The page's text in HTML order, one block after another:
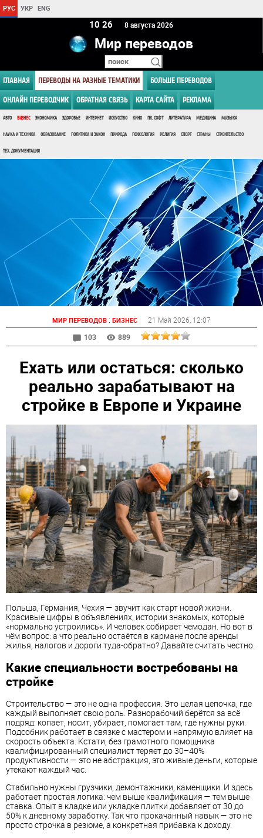
РУС УКР ENG
10:26 8 августа 2026
Мир переводов
ГЛАВНАЯ ПЕРЕВОДЫ НА РАЗНЫЕ ТЕМАТИКИ БОЛЬШЕ ПЕРЕВОДОВ
ОНЛАЙН ПЕРЕВОДЧИК ОБРАТНАЯ СВЯЗЬ КАРТА САЙТА РЕКЛАМА
АВТО БИЗНЕС ЭКОНОМИКА ЗДОРОВЬЕ ИНТЕРНЕТ ИСКУССТВО КИНО ПК, СОФТ ЛИТЕРАТУРА МЕДИЦИНА МУЗЫКА
НАУКА И ТЕХНИКА ОБРАЗОВАНИЕ ПОЛИТИКА И ЗАКОН ПРИРОДА ПСИХОЛОГИЯ РЕЛИГИЯ СПОРТ СТРАНЫ СТРОИТЕЛЬСТВО
ТЕХ. ДОКУМЕНТАЦИЯ
МИР ПЕРЕВОДОВ : БИЗНЕС 21 Май 2026 , 12:07
103
889
Ехать или остаться: сколько
реально зарабатывают на
стройке в Европе и Украине
Польша, Германия, Чехия — звучит как старт новой жизни.
Красивые цифры в объявлениях, истории знакомых, которые
«нормально устроились». И человек собирает чемодан. Но вот в
чём вопрос: а что реально остаётся в кармане после аренды
жилья, налогов и дороги туда-обратно? Давайте считать честно.
Какие специальности востребованы на
стройке
Строительство — это не одна профессия. Это целая цепочка, где
каждый выполняет свою роль. Разнорабочий берётся за всё
подряд: копает, носит, убирает, помогает там, где нужны руки.
Подсобник работает в связке с мастером и напрямую влияет на
скорость объекта. Кстати, без грамотного помощника
квалифицированный специалист теряет до 30–40%
продуктивности — это не абстракция, это живые деньги, которые
утекают каждый час.
Стабильно нужны грузчики, демонтажники, каменщики. И здесь
работает простая логика: чем выше квалификация — тем выше
ставка. Опыт в кладке или укладке плитки добавляет от 30 до
50% к дневному заработку. Так что прокачанный навык — это не
просто строчка в резюме, а конкретная прибавка к доходу.